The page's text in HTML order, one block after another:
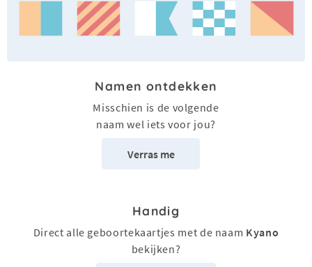
Namen ontdekken
Misschien is de volgende
naam wel iets voor jou?
Verras me
Handig
Direct alle geboortekaartjes met de naam Kyano
bekijken?